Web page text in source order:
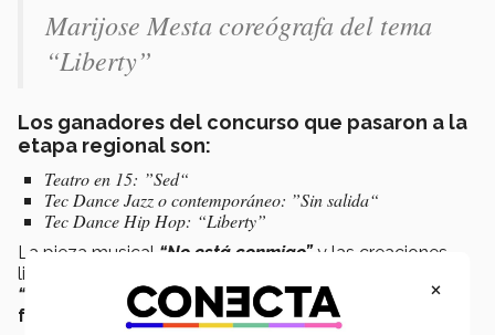
Marijose Mesta coreógrafa del tema
“Liberty”
Los ganadores del concurso que pasaron a la
etapa regional son:
Teatro en 15: ”Sed“
Tec Dance Jazz o contemporáneo: ”Sin salida“
Tec Dance Hip Hop: “Liberty”
La pieza musical “No está conmigo”y las creaciones
literarias:
“Poesía de medianoche”
obtuvieron pase directo a la
fase regional.
×